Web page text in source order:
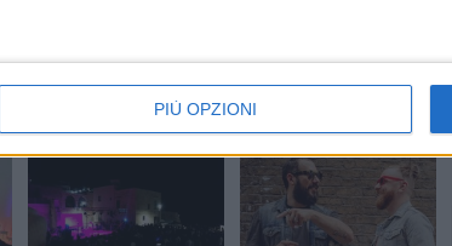
PIÙ OPZIONI